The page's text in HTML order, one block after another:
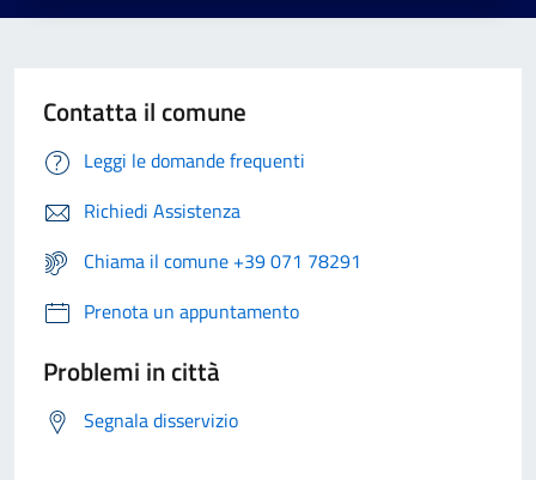
Contatta il comune
Leggi le domande frequenti
Richiedi Assistenza
Chiama il comune +39 071 78291
Prenota un appuntamento
Problemi in città
Segnala disservizio